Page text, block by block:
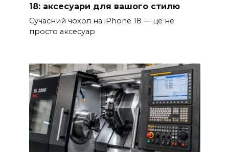
18: аксесуари для вашого стилю
Сучасний чохол на iPhone 18 — це не
просто аксесуар